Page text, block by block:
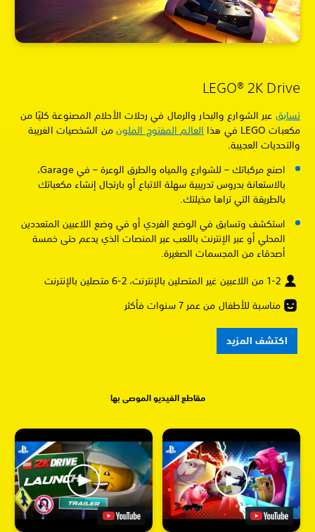
LEGO® 2K Drive
تسابقعبر الشوارع والبحار والرمال في رحلات الأحلام المصنوعة كليًا من
مكعبات LEGO في هذا
العالم المفتوح الملونمن الشخصيات الغريبة
والتحديات العجيبة.
اصنع مركباتك – للشوارع والمياه والطرق الوعرة – في Garage،
بالاستعانة بدروس تدريبية سهلة الاتباع أو بارتجال إنشاء مكعباتك
بالطريقة التي تراها مخيلتك.
استكشف وتسابق في الوضع الفردي أو في وضع اللاعبين المتعددين
المحلي أو عبر الإنترنت باللعب عبر المنصات الذي يدعم حتى خمسة
أصدقاء من المجسمات الصغيرة.
1-2 من اللاعبين غير المتصلين بالإنترنت، 2-6 متصلين بالإنترنت
مناسبة للأطفال من عمر 7 سنوات فأكثر
اكتشف المزيد
مقاطع الفيديو الموصى بها